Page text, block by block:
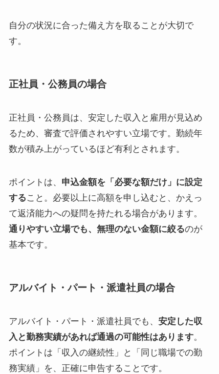
自分の状況に合った備え方を取ることが大切で
す。
正社員・公務員の場合
正社員・公務員は、安定した収入と雇用が見込め
るため、審査で評価されやすい立場です。勤続年
数が積み上がっているほど有利とされます。
ポイントは、 申込金額を「必要な額だけ」に設定
すること。必要以上に高額を申し込むと、かえっ
て返済能力への疑問を持たれる場合があります。
通りやすい立場でも、無理のない金額に絞るのが
基本です。
アルバイト・パート・派遣社員の場合
アルバイト・パート・派遣社員でも、 安定した収
入と勤務実績があれば通過の可能性はあります。
ポイントは「収入の継続性」と「同じ職場での勤
務実績」を、正確に申告することです。